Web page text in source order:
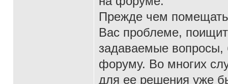
Прежде чем
Вас проблеме,
задаваемые вопросы,
форуму. Во многих
для ее решения уже